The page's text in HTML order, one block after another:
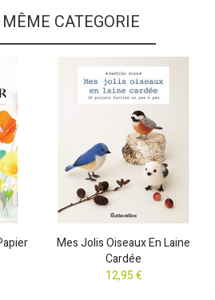
CATEGORIE
Mes Jolis Oiseaux En Laine
Cardée
12,95 €